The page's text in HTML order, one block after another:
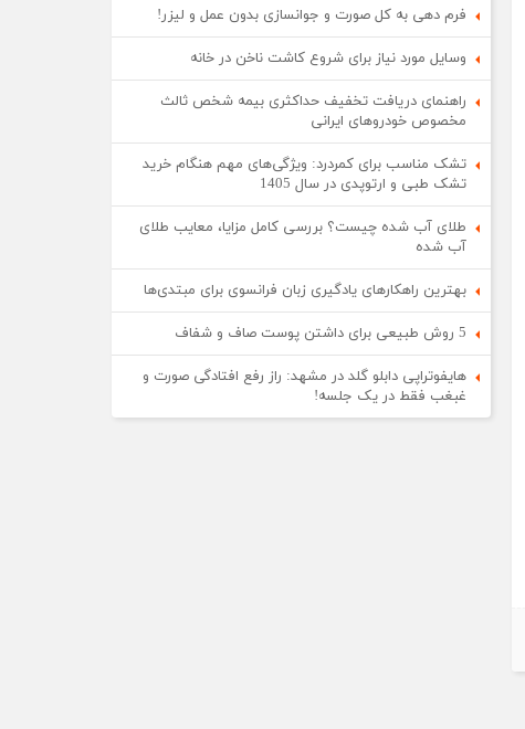
فرم دهی به کل صورت و جوانسازی بدون عمل و لیزر!
وسایل مورد نیاز برای شروع کاشت ناخن در خانه
راهنمای دریافت تخفیف حداکثری بیمه شخص ثالث
مخصوص خودروهای ایرانی
تشک مناسب برای کمردرد: ویژگی‌های مهم هنگام خرید
تشک طبی و ارتوپدی در سال 1405
طلای آب شده چیست؟ بررسی کامل مزایا، معایب طلای
آب شده
بهترین راهکارهای یادگیری زبان فرانسوی برای مبتدی‌ها
5 روش طبیعی برای داشتن پوست صاف و شفاف
هایفوتراپی دابلو گلد در مشهد: راز رفع افتادگی صورت و
غبغب فقط در یک جلسه!